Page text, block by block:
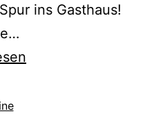
ins Gasthaus!